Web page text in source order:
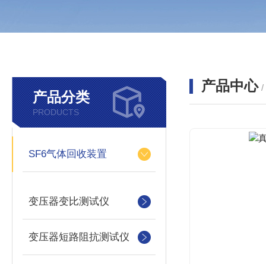
产品分类
PRODUCTS
SF6气体回收装置
变压器变比测试仪
变压器短路阻抗测试仪
产品中心 /